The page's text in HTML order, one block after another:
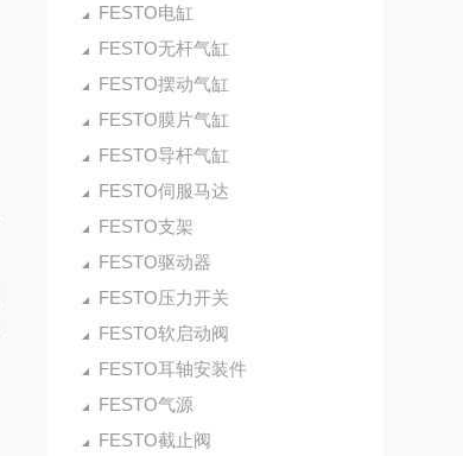
FESTO电缸
FESTO无杆气缸
FESTO摆动气缸
FESTO膜片气缸
FESTO导杆气缸
FESTO伺服马达
FESTO支架
FESTO驱动器
FESTO压力开关
FESTO软启动阀
FESTO耳轴安装件
FESTO气源
FESTO截止阀